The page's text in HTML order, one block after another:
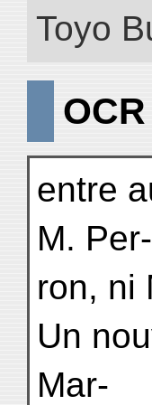
Toyo
entre
M. Per-
ron, ni
Un
Mar-